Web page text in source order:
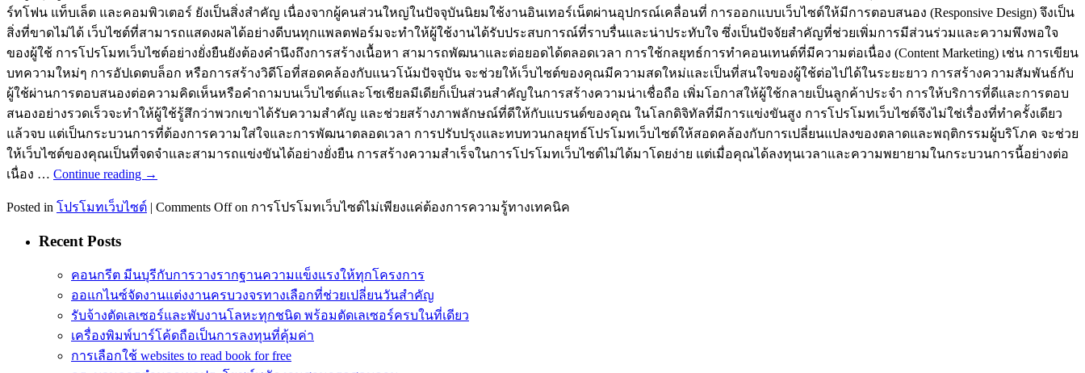
ร์ทโฟน แท็บเล็ต และคอมพิวเตอร์ ยังเป็นสิ่งสำคัญ เนื่องจากผู้คนส่วนใหญ่ในปัจจุบันนิยมใช้งานอินเทอร์เน็ตผ่านอุปกรณ์เคลื่อนที่ การออกแบบเว็บไซต์ให้มีการตอบสนอง (Responsive Design) จึงเป็น
สิ่งที่ขาดไม่ได้ เว็บไซต์ที่สามารถแสดงผลได้อย่างดีบนทุกแพลตฟอร์มจะทำให้ผู้ใช้งานได้รับประสบการณ์ที่ราบรื่นและน่าประทับใจ ซึ่งเป็นปัจจัยสำคัญที่ช่วยเพิ่มการมีส่วนร่วมและความพึงพอใจ
ของผู้ใช้ การโปรโมทเว็บไซต์อย่างยั่งยืนยังต้องคำนึงถึงการสร้างเนื้อหา สามารถพัฒนาและต่อยอดได้ตลอดเวลา การใช้กลยุทธ์การทำคอนเทนต์ที่มีความต่อเนื่อง (Content Marketing) เช่น การเขียน
บทความใหม่ๆ การอัปเดตบล็อก หรือการสร้างวิดีโอที่สอดคล้องกับแนวโน้มปัจจุบัน จะช่วยให้เว็บไซต์ของคุณมีความสดใหม่และเป็นที่สนใจของผู้ใช้ต่อไปได้ในระยะยาว การสร้างความสัมพันธ์กับ
ผู้ใช้ผ่านการตอบสนองต่อความคิดเห็นหรือคำถามบนเว็บไซต์และโซเชียลมีเดียก็เป็นส่วนสำคัญในการสร้างความน่าเชื่อถือ เพิ่มโอกาสให้ผู้ใช้กลายเป็นลูกค้าประจำ การให้บริการที่ดีและการตอบ
สนองอย่างรวดเร็วจะทำให้ผู้ใช้รู้สึกว่าพวกเขาได้รับความสำคัญ และช่วยสร้างภาพลักษณ์ที่ดีให้กับแบรนด์ของคุณ ในโลกดิจิทัลที่มีการแข่งขันสูง การโปรโมทเว็บไซต์จึงไม่ใช่เรื่องที่ทำครั้งเดียว
แล้วจบ แต่เป็นกระบวนการที่ต้องการความใส่ใจและการพัฒนาตลอดเวลา การปรับปรุงและทบทวนกลยุทธ์โปรโมทเว็บไซต์ให้สอดคล้องกับการเปลี่ยนแปลงของตลาดและพฤติกรรมผู้บริโภค จะช่วย
ให้เว็บไซต์ของคุณเป็นที่จดจำและสามารถแข่งขันได้อย่างยั่งยืน การสร้างความสำเร็จในการโปรโมทเว็บไซต์ไม่ได้มาโดยง่าย แต่เมื่อคุณได้ลงทุนเวลาและความพยายามในกระบวนการนี้อย่างต่อ
เนื่อง … Continue reading →
Posted in โปรโมทเว็บไซต์ | Comments Offon การโปรโมทเว็บไซต์ไม่เพียงแค่ต้องการความรู้ทางเทคนิค
Recent Posts
คอนกรีต มีนบุรีกับการวางรากฐานความแข็งแรงให้ทุกโครงการ
ออแกไนซ์จัดงานแต่งงานครบวงจรทางเลือกที่ช่วยเปลี่ยนวันสำคัญ
รับจ้างตัดเลเซอร์และพับงานโลหะทุกชนิด พร้อมตัดเลเซอร์ครบในที่เดียว
เครื่องพิมพ์บาร์โค้ดถือเป็นการลงทุนที่คุ้มค่า
การเลือกใช้ websites to read book for free